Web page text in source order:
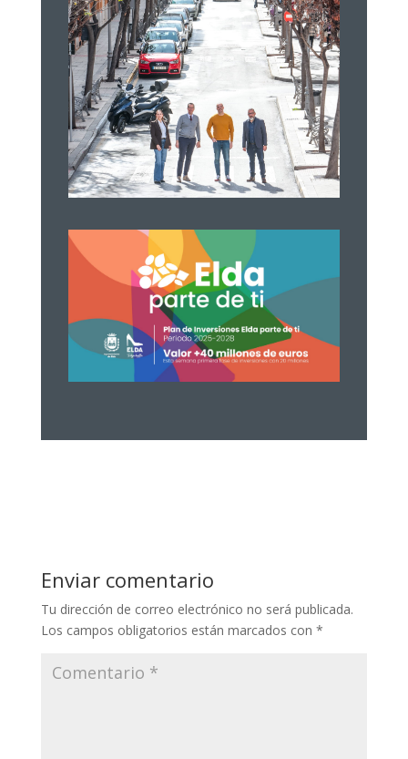
Enviar comentario
Tu dirección de correo electrónico no será publicada.
Los campos obligatorios están marcados con *